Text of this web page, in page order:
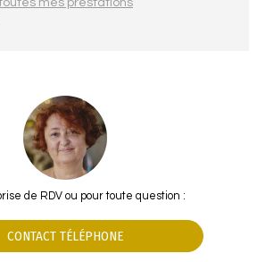
mes prestations
de RDV ou pour toute question :
CONTACT TÉLÉPHONE